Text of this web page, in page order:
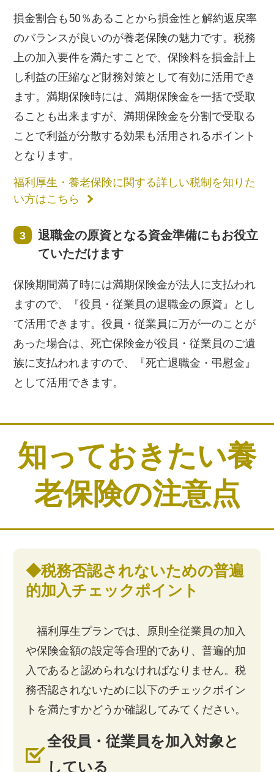
損金割合も50％あることから損金性と解約返戻率
のバランスが良いのが養老保険の魅力です。税務
上の加入要件を満たすことで、保険料を損金計上
し利益の圧縮など財務対策として有効に活用でき
ます。満期保険時には、満期保険金を一括で受取
ることも出来ますが、満期保険金を分割で受取る
ことで利益が分散する効果も活用されるポイント
となります。
福利厚生・養老保険に関する詳しい税制を知りた
い方はこちら
退職金の原資となる資金準備にもお役立
ていただけます
保険期間満了時には満期保険金が法人に支払われ
ますので、『役員・従業員の退職金の原資』とし
て活用できます。役員・従業員に万が一のことが
あった場合は、死亡保険金が役員・従業員のご遺
族に支払われますので、『死亡退職金・弔慰金』
として活用できます。
知っておきたい養
老保険の注意点
◆税務否認されないための普遍
的加入チェックポイント
福利厚生プランでは、原則全従業員の加入
や保険金額の設定等合理的であり、普遍的加
入であると認められなければなりません。税
務否認されないために以下のチェックポイン
トを満たすかどうか確認してみてください。
全役員・従業員を加入対象と
している